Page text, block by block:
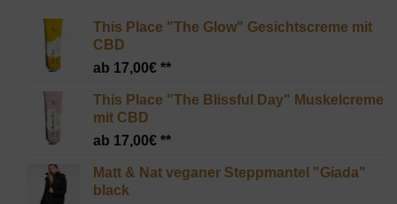
This Place "The Glow" Gesichtscreme mit
CBD
17,00€
This Place "The Blissful Day" Muskelcreme
mit CBD
17,00€
Matt & Nat veganer Steppmantel "Giada"
black